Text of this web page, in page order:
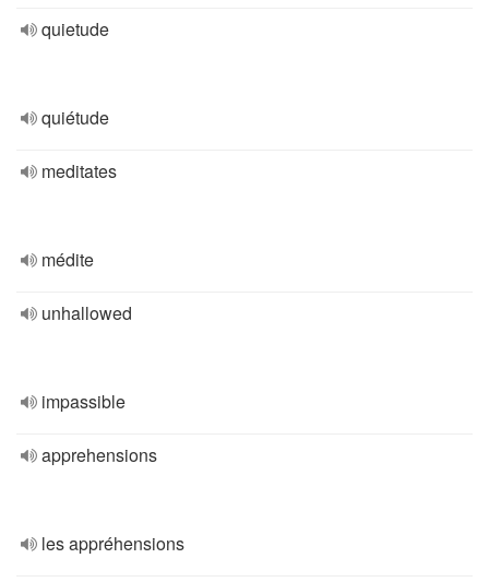
quietude
quiétude
meditates
médite
unhallowed
impassible
apprehensions
les appréhensions